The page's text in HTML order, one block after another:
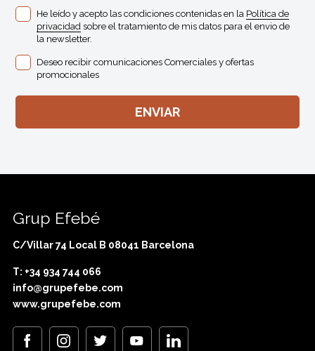
He leído y acepto las condiciones contenidas en la Política de
privacidad sobre el tratamiento de mis datos para el envio de
la newsletter.
Deseo recibir comunicaciones Comerciales y ofertas
promocionales
Grup Efebé
C/Villar 74 Local B 08041 Barcelona
T: +34 934 744 066
info@grupefebe.com
www.grupefebe.com